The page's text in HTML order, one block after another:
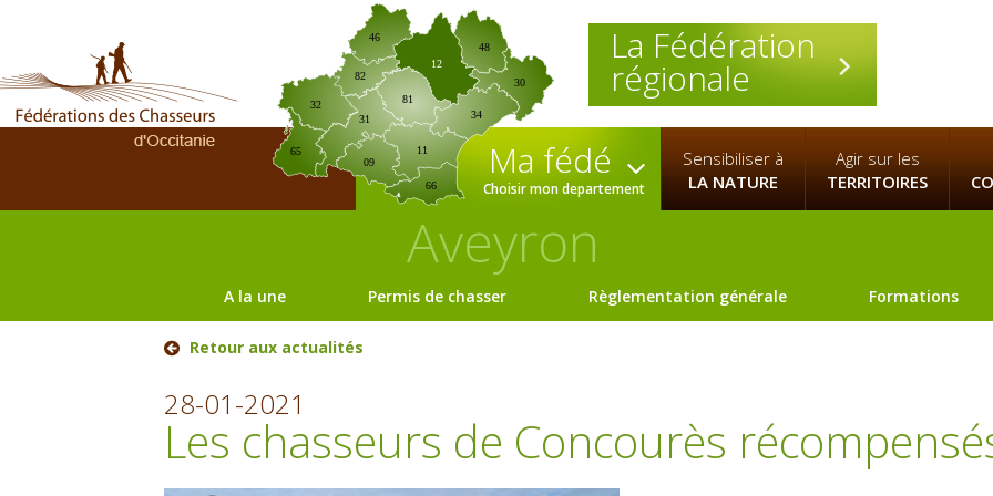
La Fédération
régionale
09
12
30
31
32
34
46
65
66
81
82
11
48
Ma fédé
Choisir mon departement
Sensibiliser à
LA NATURE
Agir sur les
TERRITOIRES
Aveyron
A la une Permis de chasser Règlementation générale Formations
Retour aux actualités
28-01-2021
Les chasseurs de Concourès